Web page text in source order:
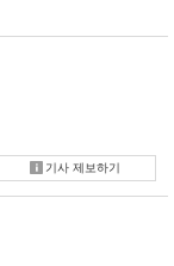
기사 제보하기